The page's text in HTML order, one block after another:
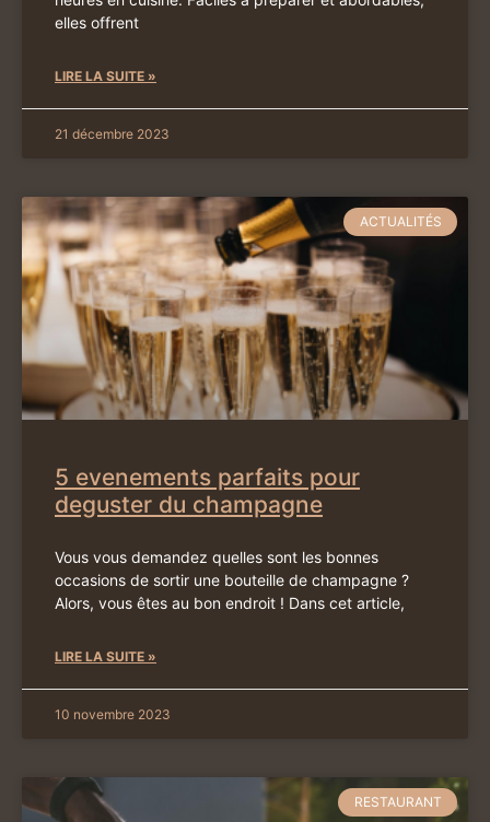
elles offrent
LIRE LA SUITE »
21 décembre 2023
ACTUALITÉS
5 evenements parfaits pour
deguster du champagne
Vous vous demandez quelles sont les bonnes
occasions de sortir une bouteille de champagne ?
Alors, vous êtes au bon endroit ! Dans cet article,
LIRE LA SUITE »
10 novembre 2023
RESTAURANT